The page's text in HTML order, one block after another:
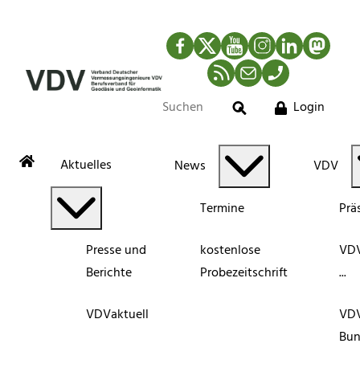
Facebook
TwitterYouTubeInstagram
LinkedIn
RSS-Newsfeed
MailTelefon
Suche
Login
Aktuelles
Presse und
Berichte
VDVaktuell
News
Termine
kostenlose
Probezeitschrift
VDV
...